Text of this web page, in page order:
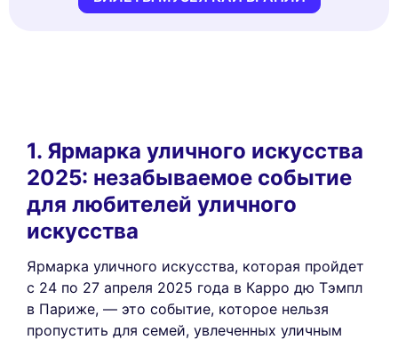
1. Ярмарка уличного искусства
2025: незабываемое событие
для любителей уличного
искусства
Ярмарка уличного искусства, которая пройдет
с 24 по 27 апреля 2025 года в Карро дю Тэмпл
в Париже, — это событие, которое нельзя
пропустить для семей, увлеченных уличным